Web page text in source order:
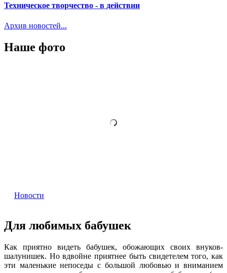
Техническое творчество - в действии
Архив новостей...
Наше фото
Новости
Для любимых бабушек
Как приятно видеть бабушек, обожающих своих внуков-
шалунишек. Но вдвойне приятнее быть свидетелем того, как
эти маленькие непоседы с большой любовью и вниманием